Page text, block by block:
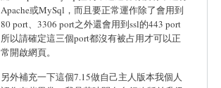
Apache或MySql，而且要正常運作除了會用到
80 port、3306 port之外還會用到ssl的443 port
所以請確定這三個port都沒有被占用才可以正
常開啟網頁。
另外補充一下這個7.15做自己主人版本我個人